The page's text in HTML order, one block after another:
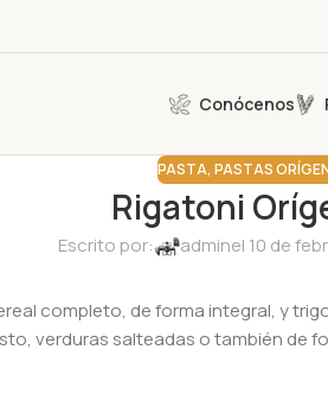
Conócenos
PASTA, PASTAS
Rigatoni
Escrito por: adminel 10 de
completo, de forma integral, y
verduras salteadas o también de